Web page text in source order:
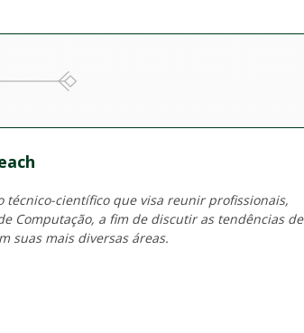
técnico-científico que visa reunir profissionais,
Computação, a fim de discutir as tendências de
suas mais diversas áreas.